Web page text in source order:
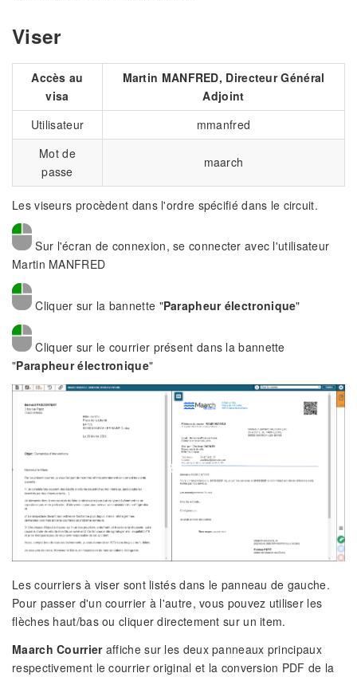
Viser
Accès au
visa
Martin MANFRED, Directeur Général
Adjoint
Utilisateur
mmanfred
Mot de
passe
maarch
Les viseurs procèdent dans l'ordre spécifié dans le circuit.
Sur l'écran de connexion, se connecter avec l'utilisateur
Martin MANFRED
Cliquer sur la bannette "Parapheur électronique"
Cliquer sur le courrier présent dans la bannette
"Parapheur électronique"
Les courriers à viser sont listés dans le panneau de gauche.
Pour passer d'un courrier à l'autre, vous pouvez utiliser les
flèches haut/bas ou cliquer directement sur un item.
Maarch Courrieraffiche sur les deux panneaux principaux
respectivement le courrier original et la conversion PDF de la